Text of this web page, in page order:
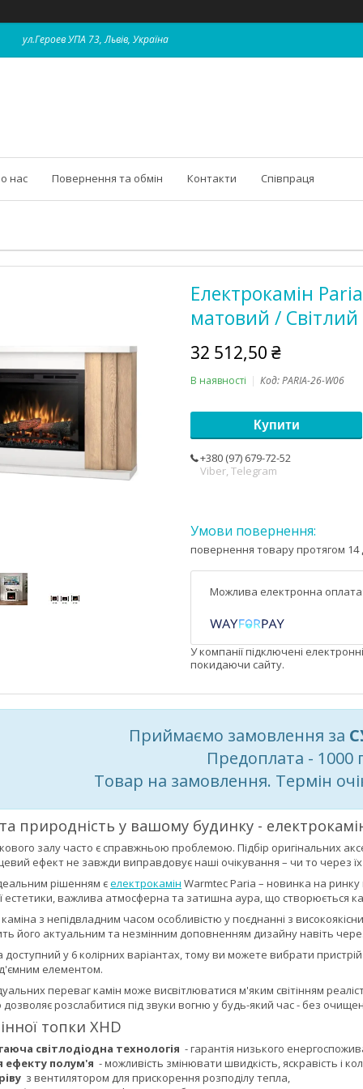
ул.Героев УПА 73, Львів, Україна
нас Повернення та обмін Контакти Співпраця
Електрокамін
матовий / Світлий
32 512,50 ₴
В наявності Код:PARIA-26-W06
Купити
+380 (97) 679-72-52
Viber, Telegram
повернення товару протягом 14
У компанії підключені
покидаючи сайту.
Приймаємо замовлення за
Предоплата - 1000
Товар на замовлення. Термін
та природність у вашому будинку -
залу часто є справжньою проблемою. Підбір оригінальних
ефект не завжди виправдовує наші очікування – чи то через
рішенням єелектрокамін Warmtec Paria – новинка на ринку
естетики, важлива атмосферна та затишна аура, що створюється
з непідвладним часом особливістю у поєднанні з
його актуальним та незмінним доповненням дизайну навіть
доступний у 6 колірних варіантах, тому ви можете вибрати
елементом.
переваг камін може висвітлюватися м'яким світінням
розслабитися під звуки вогню у будь-який час - без
топки XHD
світлодіодна технологія - гарантія низького
ефекту полум'я - можливість змінювати швидкість, яскравість і
з вентилятором для прискорення розподілу тепла,